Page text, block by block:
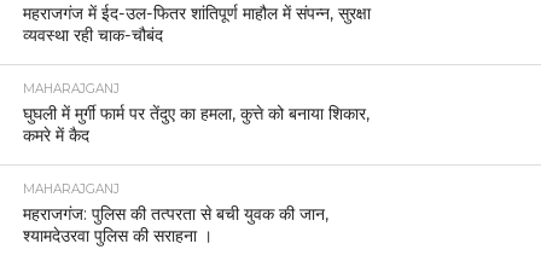
महराजगंज में ईद-उल-फितर शांतिपूर्ण माहौल में संपन्न, सुरक्षा
व्यवस्था रही चाक-चौबंद
MAHARAJGANJ
घुघली में मुर्गी फार्म पर तेंदुए का हमला, कुत्ते को बनाया शिकार,
कमरे में कैद
MAHARAJGANJ
महराजगंज: पुलिस की तत्परता से बची युवक की जान,
श्यामदेउरवा पुलिस की सराहना ।